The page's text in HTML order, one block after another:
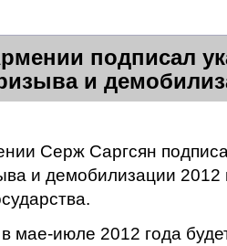
подписал
и
Серж Саргсян
и демобилизации 2012
в мае-июле 2012 года